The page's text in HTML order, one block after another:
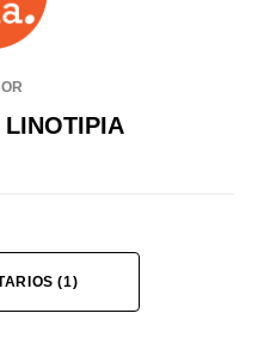
LINOTIPIA
(1)